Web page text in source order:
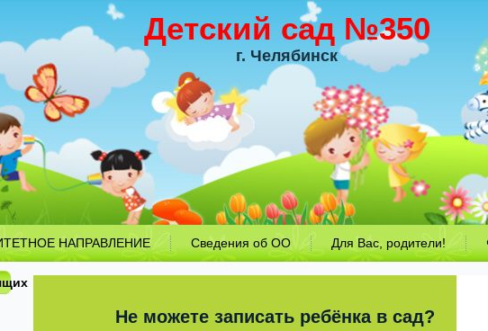
Детский сад №350
г. Челябинск
НАПРАВЛЕНИЕ Сведения об ОО Для Вас, родители!
Не можете записать ребёнка в сад?